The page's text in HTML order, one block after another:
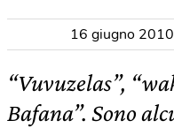
16 giugno 2010
“Vuvuzelas”,
Bafana”. Sono